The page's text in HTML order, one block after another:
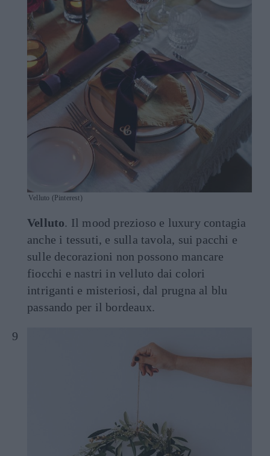
Velluto (Pinterest)
Velluto. Il mood prezioso e luxury contagia
anche i tessuti, e sulla tavola, sui pacchi e
sulle decorazioni non possono mancare
fiocchi e nastri in velluto dai colori
intriganti e misteriosi, dal prugna al blu
passando per il bordeaux.